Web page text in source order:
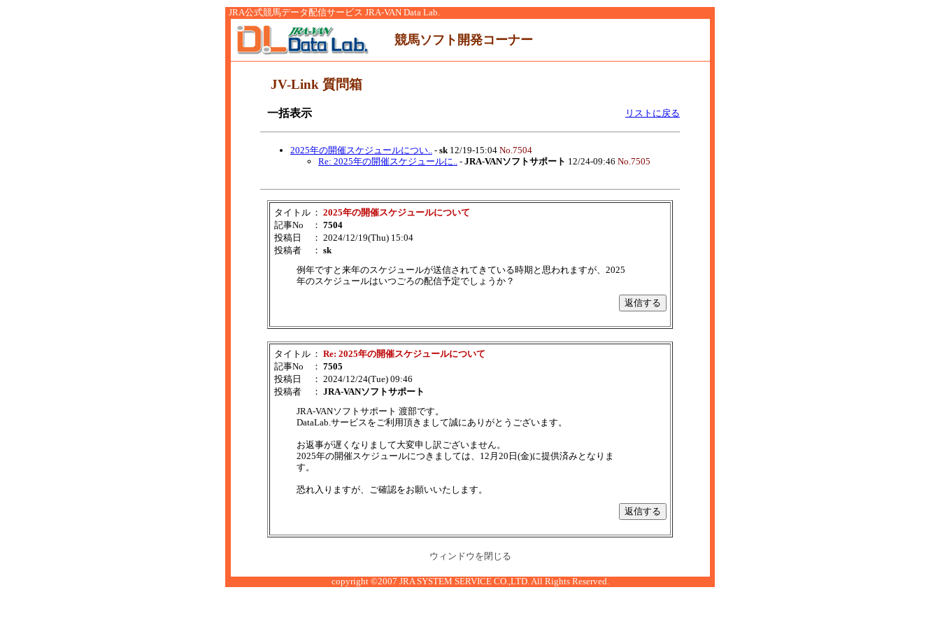
JRA公式競馬データ配信サービス JRA-VAN Data Lab.
競馬ソフト開発コーナー
JV-Link 質問箱
一括表示 リストに戻る
2025年の開催スケジュールについ.. - sk12/19-15:04 No.7504
Re: 2025年の開催スケジュールに.. - JRA-VANソフトサポート 12/24-09:46 No.7505
タイトル ： 2025年の開催スケジュールについて
記事No
： 7504
投稿日
： 2024/12/19(Thu) 15:04
投稿者
： sk
例年ですと来年のスケジュールが送信されてきている時期と思われますが、2025
年のスケジュールはいつごろの配信予定でしょうか？
タイトル ： Re: 2025年の開催スケジュールについて
記事No
： 7505
投稿日
： 2024/12/24(Tue) 09:46
投稿者
： JRA-VANソフトサポート
JRA-VANソフトサポート 渡部です。
DataLab.サービスをご利用頂きまして誠にありがとうございます。
お返事が遅くなりまして大変申し訳ございません。
2025年の開催スケジュールにつきましては、12月20日(金)に提供済みとなりま
す。
恐れ入りますが、ご確認をお願いいたします。
ウィンドウを閉じる
copyright ©2007 JRA SYSTEM SERVICE CO.,LTD. All Rights Reserved.